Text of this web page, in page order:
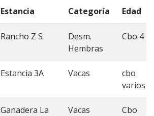
Estancia Categoría Edad
Rancho Z S
Desm.
Hembras
Cbo 4
Estancia 3A Vacas
cbo
varios
Ganadera La
Vacas
Cbo